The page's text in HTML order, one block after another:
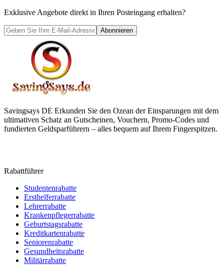
Exklusive Angebote direkt in Ihren Posteingang erhalten?
Abonnieren
Savingsays DE Erkunden Sie den Ozean der Einsparungen mit dem
ultimativen Schatz an Gutscheinen, Vouchern, Promo-Codes und
fundierten Geldsparführern – alles bequem auf Ihrem Fingerspitzen.
Rabattführer
Studentenrabatte
Ersthelferrabatte
Lehrerrabatte
Krankenpflegerrabatte
Geburtstagsrabatte
Kreditkartenrabatte
Seniorenrabatte
Gesundheitsrabatte
Militärrabatte